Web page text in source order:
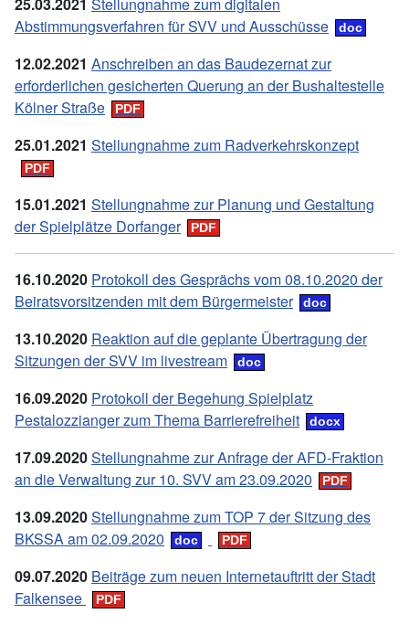
25.03.2021 Stellungnahme zum digitalen
Abstimmungsverfahren für SVV und Ausschüsse
12.02.2021 Anschreiben an das Baudezernat zur
erforderlichen gesicherten Querung an der Bushaltestelle
Kölner Straße
25.01.2021 Stellungnahme zum Radverkehrskonzept
15.01.2021 Stellungnahme zur Planung und Gestaltung
der Spielplätze Dorfanger
16.10.2020 Protokoll des Gesprächs vom 08.10.2020 der
Beiratsvorsitzenden mit dem Bürgermeister
13.10.2020 Reaktion auf die geplante Übertragung der
Sitzungen der SVV im livestream
16.09.2020 Protokoll der Begehung Spielplatz
Pestalozzianger zum Thema Barrierefreiheit
17.09.2020Stellungnahme zur Anfrage der AFD-Fraktion
an die Verwaltung zur 10. SVV am 23.09.2020
13.09.2020Stellungnahme zum TOP 7 der Sitzung des
BKSSA am 02.09.2020
09.07.2020 Beiträge zum neuen Internetauftritt der Stadt
Falkensee